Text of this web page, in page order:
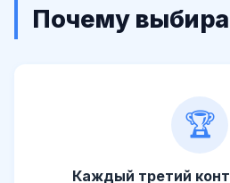
Почему
🏆
Каждый третий